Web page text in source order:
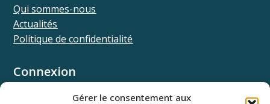
Gérer le consentement aux
Connexion
Univ.theia
Qui sommes-nous
Actualités
Politique de confidentialité